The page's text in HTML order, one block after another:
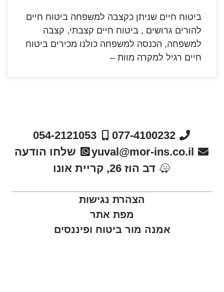
ביטוח חיים שניתן כקצבה למשפחה ביטוח חיים
להורים גרושים , ביטוח חיים קצבתי, קצבה
למשפחה, הכנסה למשפחה כולנו מכירים ביטוח
חיים רגיל למקרה מוות –
077-4100232
054-2121053
yuval@mor-ins.co.il
שלחו הודעה
דב הוז 26, קריית אונו
הצהרת נגישות
מפת אתר
אמנה מור ביטוח ופיננסים